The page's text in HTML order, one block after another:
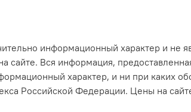
информационный характер и
Вся информация,
характер, и ни при каких
Российской Федерации. Цены на